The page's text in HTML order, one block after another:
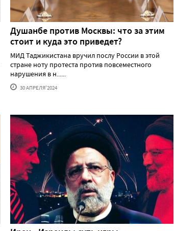
Душанбе против Москвы: что за этим
стоит и куда это приведет?
МИД Таджикистана вручил послу России в этой
стране ноту протеста против повсеместного
нарушения в н......
30 АПРЕЛЯ'2024